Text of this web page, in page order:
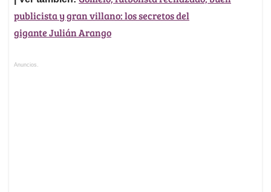
publicista y gran villano: los secretos del
gigante Julián Arango
Anuncios.